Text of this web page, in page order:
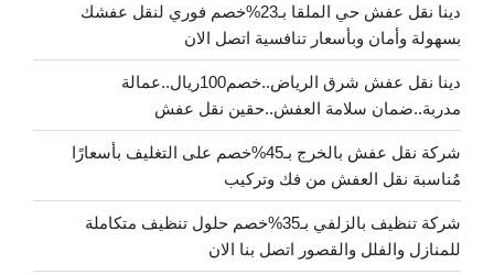
دينا نقل عفش حي الملقا بـ23%خصم فوري لنقل عفشك
بسهولة وأمان وبأسعار تنافسية اتصل الان
دينا نقل عفش شرق الرياض..خصم100ريال..عمالة
مدربة..ضمان سلامة العفش..حقين نقل عفش
شركة نقل عفش بالخرج بـ45%خصم على التغليف بأسعارًا
مُناسبة نقل العفش من فك وتركيب
شركة تنظيف بالزلفي بـ35%خصم حلول تنظيف متكاملة
للمنازل والفلل والقصور اتصل بنا الان